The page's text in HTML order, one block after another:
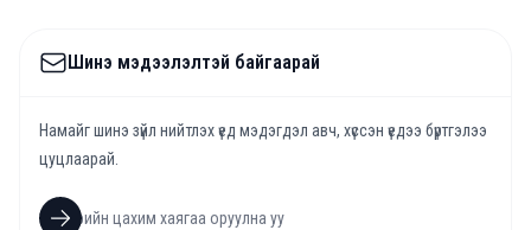
Шинэ мэдээлэлтэй байгаарай
Намайг шинэ зүйл нийтлэх үед мэдэгдэл авч, хүссэн үедээ бүртгэлээ
цуцлаарай.